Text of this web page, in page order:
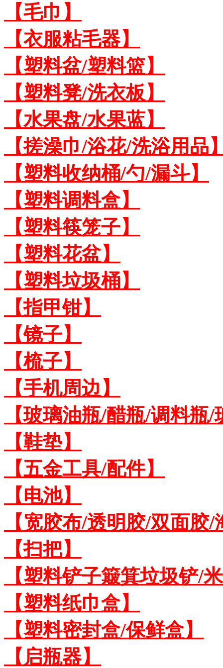
【毛巾】
【衣服粘毛器】
【塑料盆/塑料篮】
【塑料凳/洗衣板】
【水果盘/水果蓝】
【搓澡巾/浴花/洗浴用品
【塑料收纳桶/勺/漏斗】
【塑料调料盒】
【塑料筷笼子】
【塑料花盆】
【塑料垃圾桶】
【指甲钳】
【镜子】
【梳子】
【手机周边】
【玻璃油瓶/醋瓶/调料瓶
【鞋垫】
【五金工具/配件】
【电池】
【宽胶布/透明胶/双面胶
【扫把】
【塑料铲子簸箕垃圾铲/
【塑料纸巾盒】
【塑料密封盒/保鲜盒】
【启瓶器】